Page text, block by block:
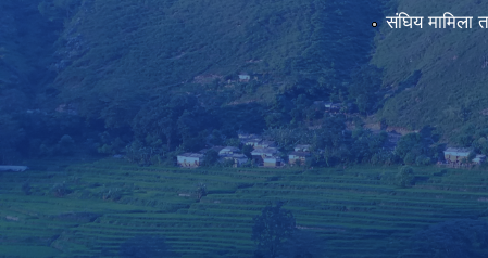
संघिय मामिला